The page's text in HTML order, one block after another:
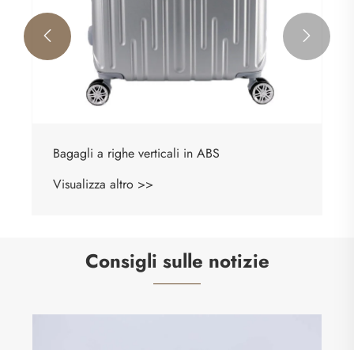
Bagagli a righe verticali in ABS
Visualizza altro >>
 
Consigli sulle notizie